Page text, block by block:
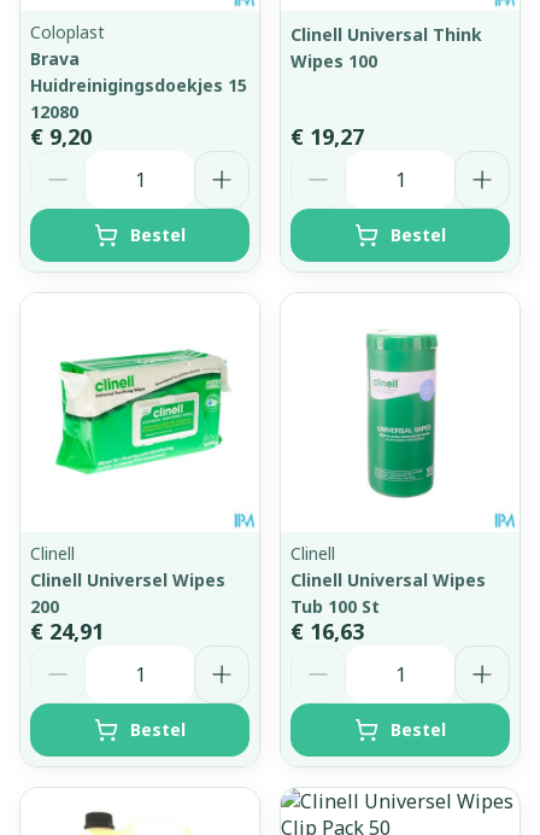
Coloplast
Brava
Huidreinigingsdoekjes 15
12080
€ 9,20
Bestel
Clinell Universal Think
Wipes 100
€ 19,27
Bestel
Clinell
Clinell Universel Wipes
200
€ 24,91
Bestel
Clinell
Clinell Universal Wipes
Tub 100 St
€ 16,63
Bestel